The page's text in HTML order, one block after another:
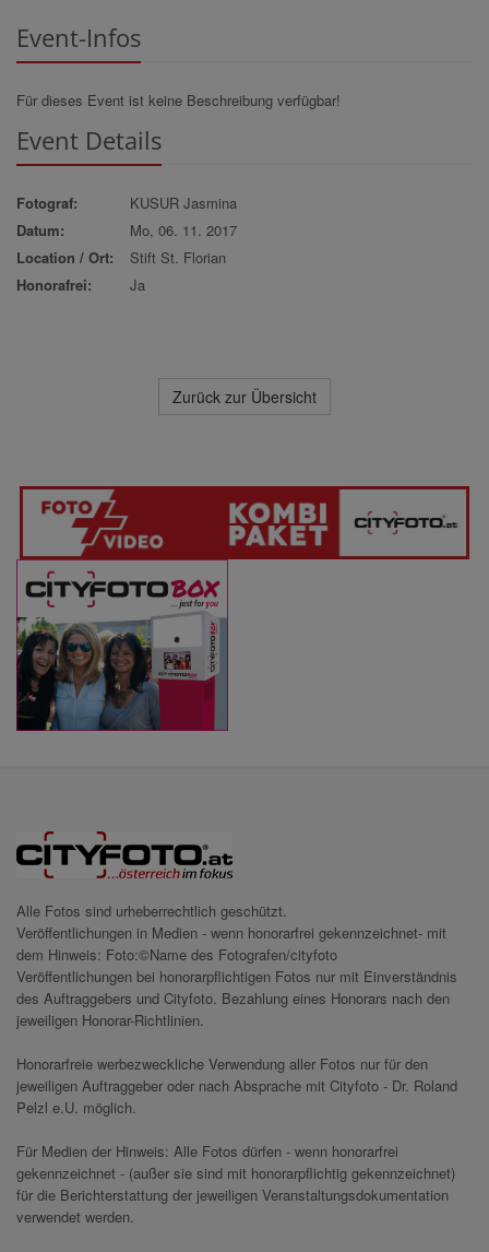
Event-Infos
Für dieses Event ist keine Beschreibung verfügbar!
Event Details
Fotograf:
KUSUR Jasmina
Datum:
Mo, 06. 11. 2017
Location / Ort:
Stift St. Florian
Honorafrei:
Ja
Zurück zur Übersicht
Alle Fotos sind urheberrechtlich geschützt.
Veröffentlichungen in Medien - wenn honorarfrei gekennzeichnet- mit
dem Hinweis: Foto:©Name des Fotografen/cityfoto
Veröffentlichungen bei honorarpflichtigen Fotos nur mit Einverständnis
des Auftraggebers und Cityfoto. Bezahlung eines Honorars nach den
jeweiligen Honorar-Richtlinien.
Honorarfreie werbezweckliche Verwendung aller Fotos nur für den
jeweiligen Auftraggeber oder nach Absprache mit Cityfoto - Dr. Roland
Pelzl e.U. möglich.
Für Medien der Hinweis: Alle Fotos dürfen - wenn honorarfrei
gekennzeichnet - (außer sie sind mit honorarpflichtig gekennzeichnet)
für die Berichterstattung der jeweiligen Veranstaltungsdokumentation
verwendet werden.